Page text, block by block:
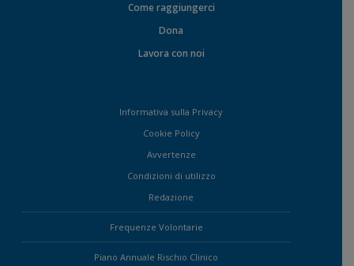
Come raggiungerci
Dona
Lavora con noi
Informativa sulla Privacy
Cookie Policy
Avvertenze
Condizioni di utilizzo
Redazione
Frequenze Volontarie
Piano Annuale Rischio Clinico